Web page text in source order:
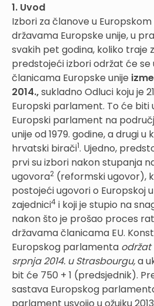
1. Uvod
Izbori za članove u
državama Europske unije, u
svakih pet godina, koliko traje
predstojeći izbori održat će se
članicama Europske unije
2014.,sukladno Odluci koju je
Europski parlament. To će biti
Europski parlament na
unije od 1979. godine, a drugi
hrvatski birači1. Ujedno,
prvi su izbori nakon stupanja
ugovora2 (reformski ugovor),
postojeći ugovori o Europskoj
zajednici4 i koji je stupio na
nakon što je prošao proces
državama članicama EU.
Europskog parlamenta održat
srpnja 2014. u Strasbourgu,a
bit će 750 + 1 (predsjednik).
sastava Europskog